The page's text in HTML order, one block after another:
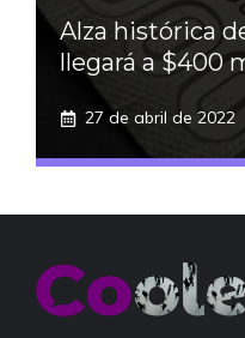
Alza histórica
llegará a $400
27 de abril de 2022